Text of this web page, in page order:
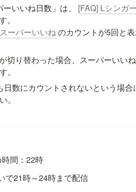
いいね日数」は、 [FAQ] Lシンガー
ーパーいいね のカウントが5回と
切り替わった場合、スーパーいい
。
数にカウントされないという場
。
間：22時
で21時～24時まで配信